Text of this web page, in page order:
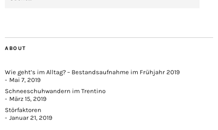
ABOUT
Wie geht’s im Alltag? – Bestandsaufnahme im Frühjahr 2019
Mai 7, 2019
Schneeschuhwandern im Trentino
März 15, 2019
Störfaktoren
Januar 21, 2019